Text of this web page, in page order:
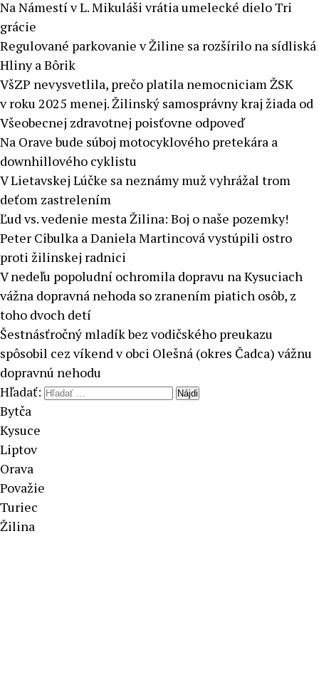
Na Námestí v L. Mikuláši vrátia umelecké dielo Tri
grácie
Regulované parkovanie v Žiline sa rozšírilo na sídliská
Hliny a Bôrik
VšZP nevysvetlila, prečo platila nemocniciam ŽSK
v roku 2025 menej. Žilinský samosprávny kraj žiada od
Všeobecnej zdravotnej poisťovne odpoveď
Na Orave bude súboj motocyklového pretekára a
downhillového cyklistu
V Lietavskej Lúčke sa neznámy muž vyhrážal trom
deťom zastrelením
Ľud vs. vedenie mesta Žilina: Boj o naše pozemky!
Peter Cibulka a Daniela Martincová vystúpili ostro
proti žilinskej radnici
V nedeľu popoludní ochromila dopravu na Kysuciach
vážna dopravná nehoda so zranením piatich osôb, z
toho dvoch detí
Šestnásťročný mladík bez vodičského preukazu
spôsobil cez víkend v obci Olešná (okres Čadca) vážnu
dopravnú nehodu
Hľadať:
Bytča
Kysuce
Liptov
Orava
Považie
Turiec
Žilina